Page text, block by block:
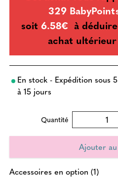
329
soit 6.58€ à
achat
En stock - Expédition sous 5
à 15 jours
Quantité
Accessoires en option (1)